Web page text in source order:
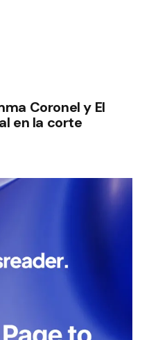
Coronel y El
en la corte